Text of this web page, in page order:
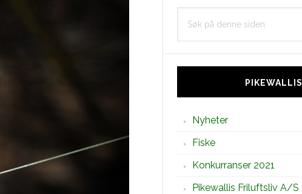
PIKEWALLIS
Nyheter
Fiske
Konkurranser 2021
Pikewallis Friluftsliv A/S